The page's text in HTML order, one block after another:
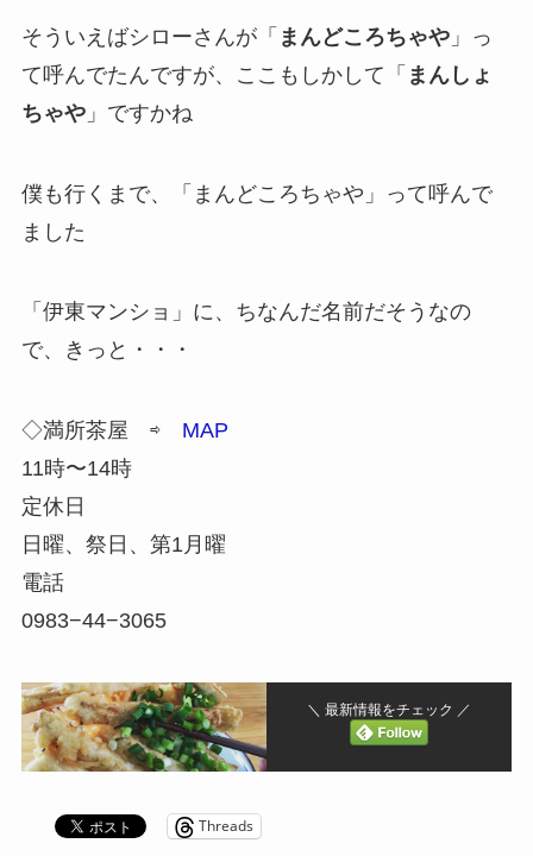
そういえばシローさんが「 まんどころちゃや」っ
て呼んでたんですが、ここもしかして「 まんしょ
ちゃや」ですかね
僕も行くまで、「まんどころちゃや」って呼んで
ました
「伊東マンショ」に、ちなんだ名前だそうなの
で、きっと・・・
◇満所茶屋 ⇨ MAP
11時〜14時
定休日
日曜、祭日、第1月曜
電話
0983−44−3065
＼ 最新情報をチェック ／
Threads